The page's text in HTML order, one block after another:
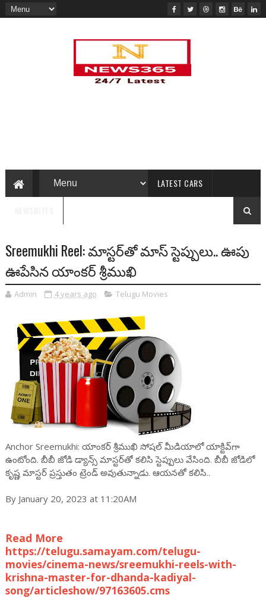
LATEST CARS
Sreemukhi Reel: మాస్టర్‌తో మాస్ స్టెప్పులు.. ఊపు
ఊపేసిన యాంకర్ శ్రీముఖి
Admin 4 years ago Telugu Movies
Anchor Sreemukhi: యాంకర్ శ్రీముఖి సోషల్ మీడియాలో యాక్టివ్‌గా
ఉంటోంది. బీబీ జోడి డ్యాన్స్ మాస్టర్‌తో కలిసి స్టెప్పులు వేసింది. బీబీ జోడిలో
కృష్ణ మాస్టర్ ప్రస్తుతం ట్రెండ్ అవుతున్నాడు. ఆయనతో కలిసి..
By January 20, 2023 at 11:20AM
Read More
https://telugu.samayam.com/telugu-
movies/cinema-news/sreemukhi-reels-with-
krishna-master-for-dhanda-kadiyal-
song/articleshow/97163605.cms